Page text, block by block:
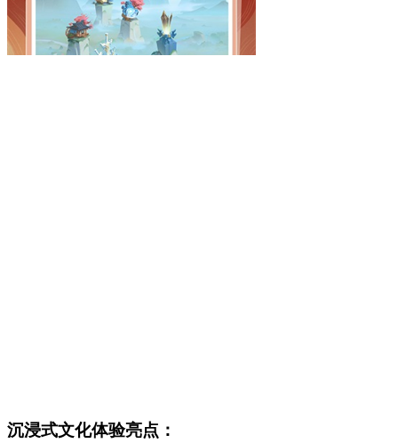
沉浸式文化体验亮点：